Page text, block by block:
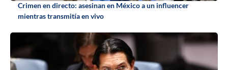
Crimen en directo: asesinan en México a un influencer
mientras transmitía en vivo